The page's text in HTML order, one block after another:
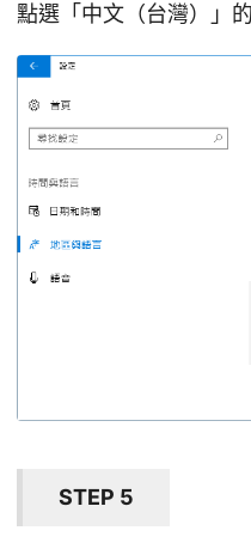
點選「中文（台灣）」
STEP 5